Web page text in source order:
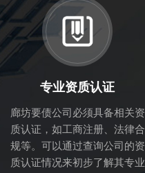
专业资质认证
廊坊要债公司必须具备相关资
质认证，如工商注册、法律合
规等。可以通过查询公司的资
质认证情况来初步了解其专业